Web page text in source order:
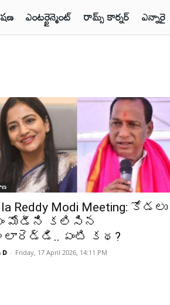
ఎంటర్టైన్మెంట్ రామ్స్ కార్నర్ ఎన్నారై
Reddy Modi Meeting: కోడలు
మోడీని కలిసిన
ఏంటి కథ?
D - Friday, 17 April 2026, 14:11 PM